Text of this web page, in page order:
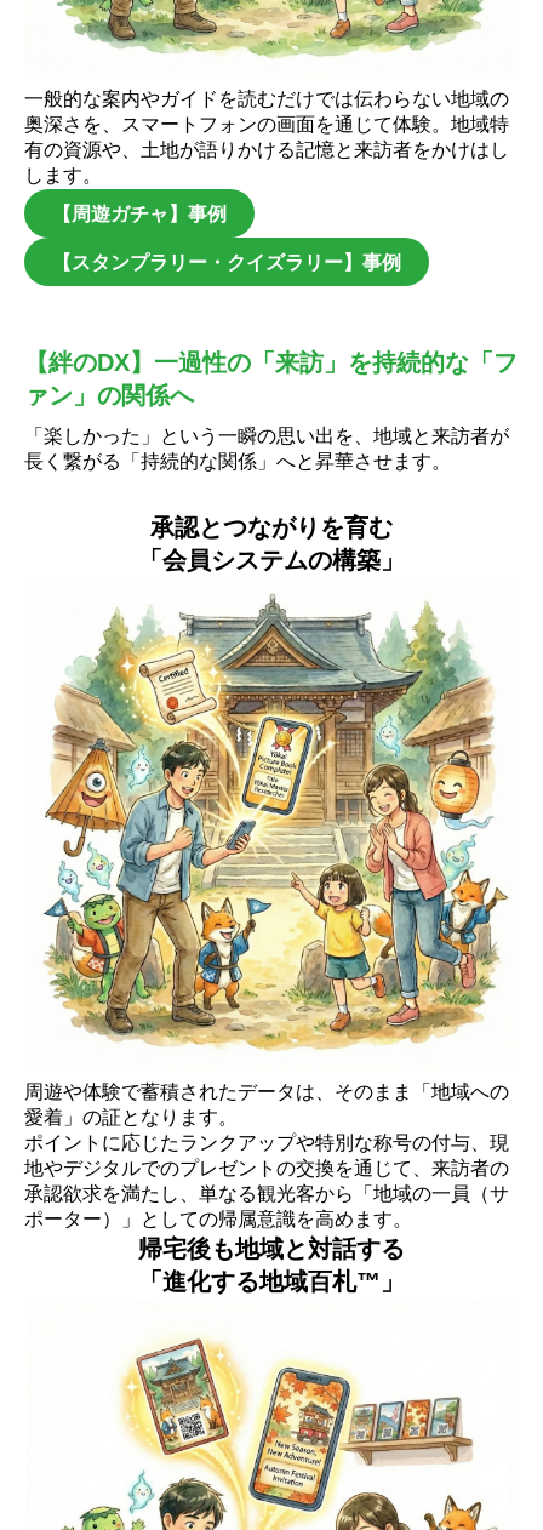
一般的な案内やガイドを読むだけでは伝わらない地域の
奥深さを、スマートフォンの画面を通じて体験。地域特
有の資源や、土地が語りかける記憶と来訪者をかけはし
します。
【周遊ガチャ】事例
【スタンプラリー・クイズラリー】事例
【絆のDX】一過性の「来訪」を持続的な「フ
ァン」の関係へ
「楽しかった」という一瞬の思い出を、地域と来訪者が
長く繋がる「持続的な関係」へと昇華させます。
承認とつながりを育む
「会員システムの構築」
周遊や体験で蓄積されたデータは、そのまま「地域への
愛着」の証となります。
ポイントに応じたランクアップや特別な称号の付与、現
地やデジタルでのプレゼントの交換を通じて、来訪者の
承認欲求を満たし、単なる観光客から「地域の一員（サ
ポーター）」としての帰属意識を高めます。
帰宅後も地域と対話する
「進化する地域百札™」